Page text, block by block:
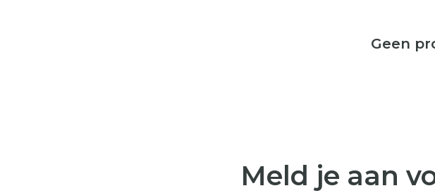
Geen
Meld je aan